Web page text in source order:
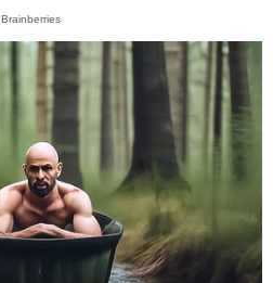
Brainberries